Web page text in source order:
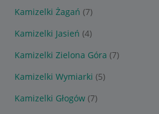
Kamizelki Żagań (7)
Kamizelki Jasień (4)
Kamizelki Zielona Góra (7)
Kamizelki Wymiarki (5)
Kamizelki Głogów (7)